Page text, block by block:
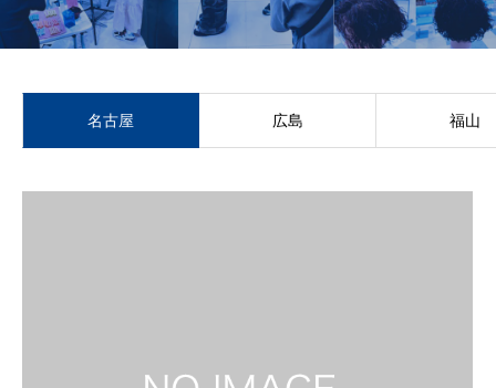
名古屋 広島 福山